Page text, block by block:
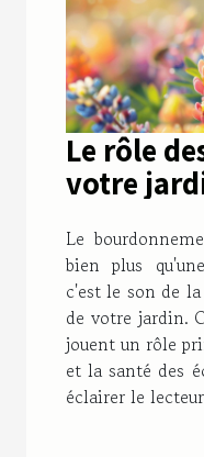
Le rôle
votre
Le
bien plus
c'est le son de
de votre jardin.
jouent un rôle
et la santé des
éclairer le